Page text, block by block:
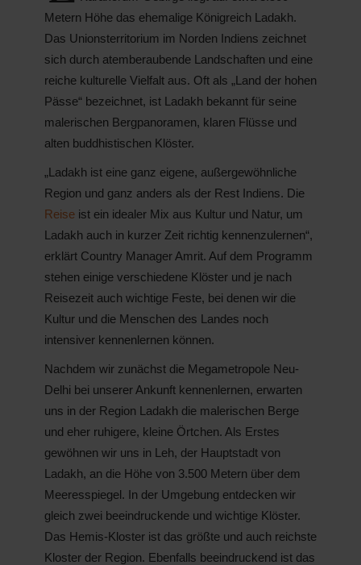
Metern Höhe das ehemalige Königreich Ladakh.
Das Unionsterritorium im Norden Indiens zeichnet
sich durch atemberaubende Landschaften und eine
reiche kulturelle Vielfalt aus. Oft als „Land der hohen
Pässe“ bezeichnet, ist Ladakh bekannt für seine
malerischen Bergpanoramen, klaren Flüsse und
alten buddhistischen Klöster.
„Ladakh ist eine ganz eigene, außergewöhnliche
Region und ganz anders als der Rest Indiens. Die
Reise ist ein idealer Mix aus Kultur und Natur, um
Ladakh auch in kurzer Zeit richtig kennenzulernen“,
erklärt Country Manager Amrit. Auf dem Programm
stehen einige verschiedene Klöster und je nach
Reisezeit auch wichtige Feste, bei denen wir die
Kultur und die Menschen des Landes noch
intensiver kennenlernen können.
Nachdem wir zunächst die Megametropole Neu-
Delhi bei unserer Ankunft kennenlernen, erwarten
uns in der Region Ladakh die malerischen Berge
und eher ruhigere, kleine Örtchen. Als Erstes
gewöhnen wir uns in Leh, der Hauptstadt von
Ladakh, an die Höhe von 3.500 Metern über dem
Meeresspiegel. In der Umgebung entdecken wir
gleich zwei beeindruckende und wichtige Klöster.
Das Hemis-Kloster ist das größte und auch reichste
Kloster der Region. Ebenfalls beeindruckend ist das